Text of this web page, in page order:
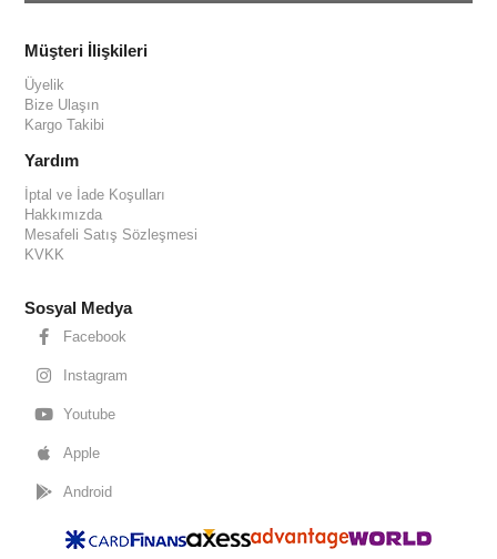
Müşteri İlişkileri
Üyelik
Bize Ulaşın
Kargo Takibi
Yardım
İptal ve İade Koşulları
Hakkımızda
Mesafeli Satış Sözleşmesi
KVKK
Sosyal Medya
Facebook
Instagram
Youtube
Apple
Android